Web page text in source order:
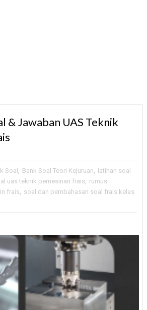
& Jawaban UAS Teknik
Soal , Bank Soal Teori Kejuruan,
latihan soal
uas teknik pemesinan frais, rumus
frais, soal dan pembahasan soal frais kelas